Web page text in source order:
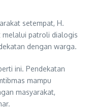
setempat, H.
melalui patroli dialogis
dengan warga.
ini. Pendekatan
mampu
masyarakat,